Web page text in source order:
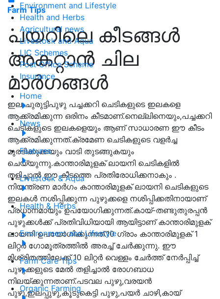
Environment and Lifestyle
Health and Herbs
Agricultural news
Livestock and Aqua
LIC Schemes
Post Office Scheme
Insurance
Home
News
Features
Livestock & Aqua
Health & Herbs
Environment and Lifestyle
Farm Care Tips
Organic Farming
Farm Tips
പയറിലെ കീടങ്ങള്‍
അകറ്റാന്‍ ചില
മാര്‍ഗങ്ങള്‍
ഇല ചുരുട്ടിപുഴു പച്ചക്കറി ചെടികളുടെ ഇലകളെ
ആക്ക്രമിക്കുന്ന ഒരിനം കീടമാണ്‌.നെല്ലിനെയും,പച്ചക്കറി
ചെടികളുടെ ഇലകളെയും ആണ് സാധാരണ ഈ കീടം
ആക്ക്രമിക്കുന്നത്.ക്രമേണ ചെടികളുടെ വളർച്ച
മുരടിക്കുക്കയും വാടി തുടങ്ങുകയും
ചെയ്യുന്നു.കാന്താരിമുളക് ലായനി ചെടികളിൽ
തളിച്ചാൽ ഈ കീടത്തെ പ്രതിരോധിക്കനാകും .
നിയന്ത്രണ മാർഗം കാന്താരിമുളക് ലായനി ചെടികളുടെ
ഇലകൾ നശിപ്പിക്കുന്ന പുഴുക്കളെ നശിപ്പിക്കതിനായാണ്‌
പ്രധാനമായും ഉപയോഗിക്കുന്നത്.കായ്-തണ്ടുതുരപ്പന്‍
പുഴുക്കള്‍ക്ക് പ്രതിവിധിയായി ആയിട്ടാണ് കാന്താരിമുളക്
ലായനി ഉപയോഗിക്കുന്നത്.10 ഗ്രാം കാന്താരിമുളക് 1
ലിറ്റർ ഗോമൂത്രത്തിൽ അരച്ച് ചേർക്കുന്നു. ഈ
മിശ്രിതത്തിലേക്ക് 10 ലിറ്റർ വെള്ളം ചേർത്ത് നേർപ്പിച്ച്
പുഴുക്കളുടെ മേൽ തളിച്ചാൽ രോഗബാധ
നിലയ്ക്കുന്നതാണ്‌.പടവല പുഴു,വരയൻ
പുഴു,ഇലപ്പുഴു,കൂടുകെട്ടി പുഴു,പയർ ചാഴി,കായ്‌